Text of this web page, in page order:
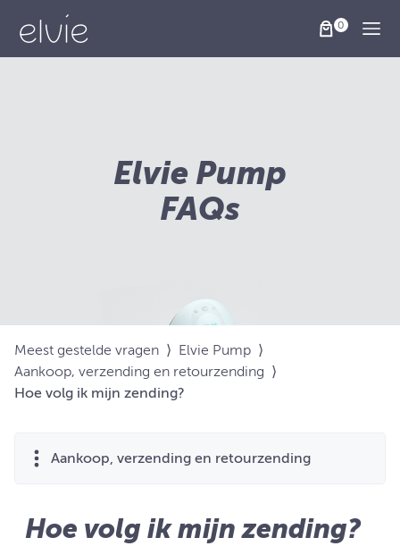
Elvie Pump
FAQs
Meest gestelde vragen ⟩ Elvie Pump ⟩
Aankoop, verzending en retourzending ⟩
Hoe volg ik mijn zending?
Aankoop, verzending en retourzending
Hoe volg ik mijn zending?